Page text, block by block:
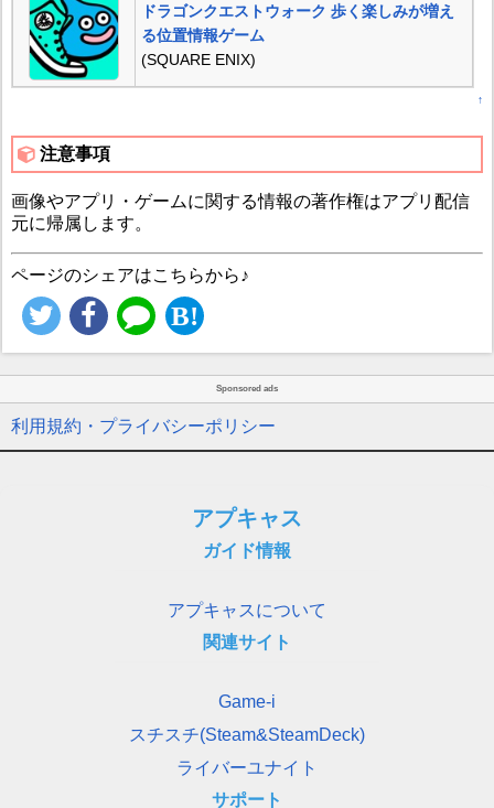
ドラゴンクエストウォーク 歩く楽しみが増え
る位置情報ゲーム
(SQUARE ENIX)
↑
注意事項
画像やアプリ・ゲームに関する情報の著作権はアプリ配信
元に帰属します。
ページのシェアはこちらから♪
Sponsored ads
利用規約・プライバシーポリシー
アプキャス
ガイド情報
アプキャスについて
関連サイト
Game-i
スチスチ(Steam&SteamDeck)
ライバーユナイト
サポート